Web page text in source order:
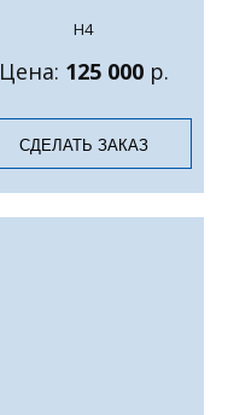
Н4
Цена: 125 000р.
СДЕЛАТЬ ЗАКАЗ